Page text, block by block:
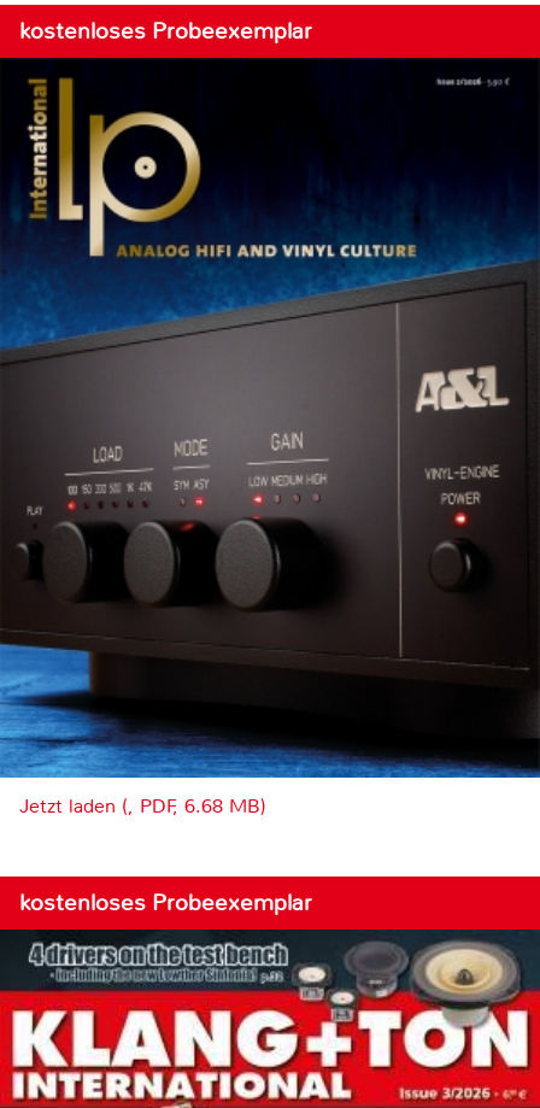
kostenloses Probeexemplar
Jetzt laden (, PDF, 6.68 MB)
kostenloses Probeexemplar